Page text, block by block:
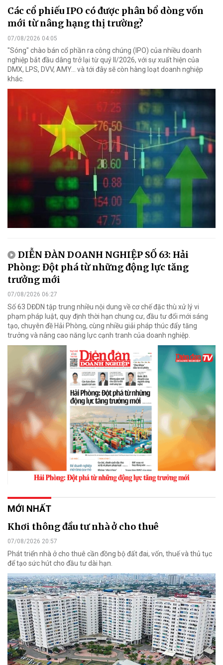
Các cổ phiếu IPO có được phân bổ dòng vốn
mới từ nâng hạng thị trường?
07/08/2026 04:05
"Sóng" chào bán cổ phần ra công chúng (IPO) của nhiều doanh
nghiệp bắt đầu dâng trở lại từ quý II/2026, với sự xuất hiện của
DMX, LPS, DVV, AMY... và tới đây sẽ còn hàng loạt doanh nghiệp
khác.
DIỄN ĐÀN DOANH NGHIỆP SỐ 63: Hải
Phòng: Đột phá từ những động lực tăng
trưởng mới
07/08/2026 06:27
Số 63 DĐDN tập trung nhiều nội dung về cơ chế đặc thù xử lý vi
phạm pháp luật, quy định thời hạn chung cư, đầu tư đổi mới sáng
tạo, chuyên đề Hải Phòng, cùng nhiều giải pháp thúc đẩy tăng
trưởng và nâng cao năng lực cạnh tranh của doanh nghiệp.
MỚI NHẤT
Khơi thông đầu tư nhà ở cho thuê
07/08/2026 20:57
Phát triển nhà ở cho thuê cần đồng bộ đất đai, vốn, thuế và thủ tục
để tạo sức hút cho đầu tư dài hạn.